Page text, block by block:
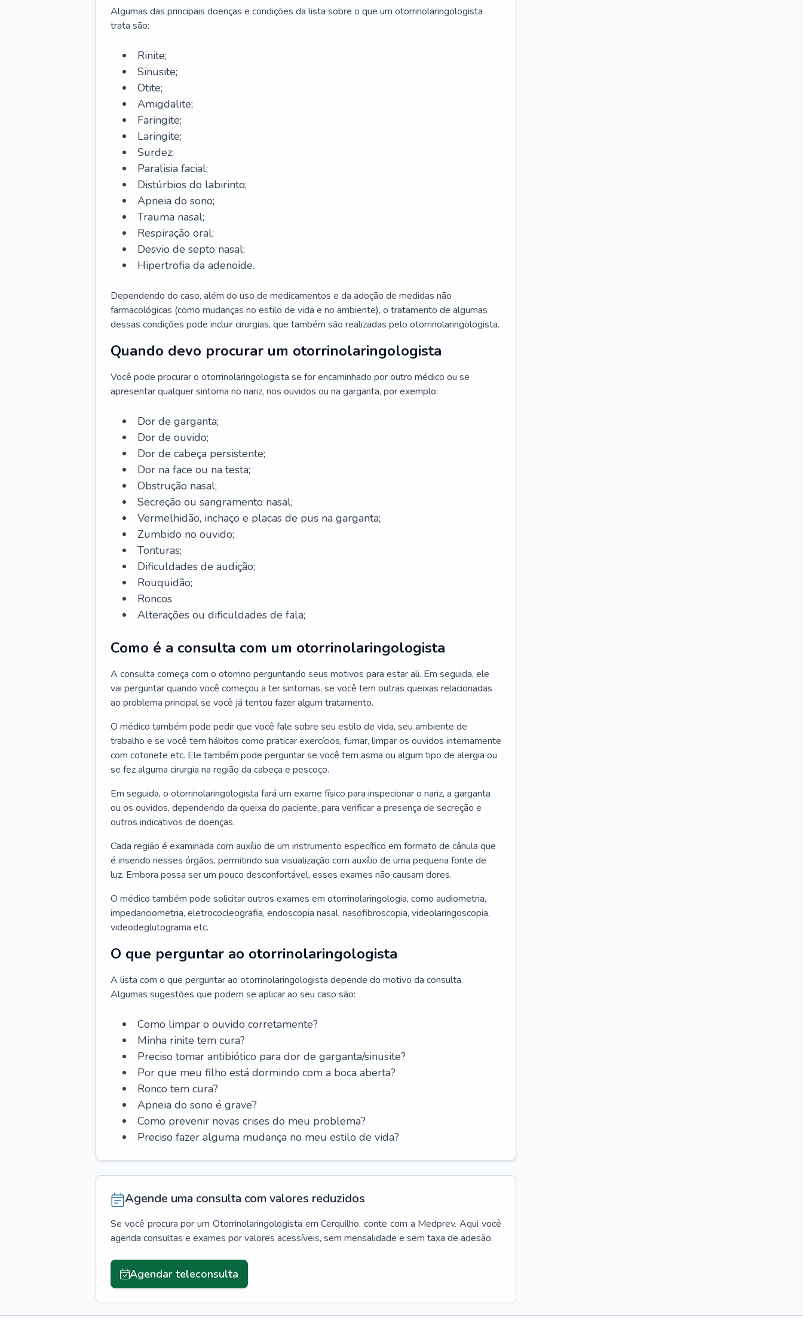
Algumas das principais doenças e condições da lista sobre o que um otorrinolaringologista
trata são:
Rinite;
Sinusite;
Otite;
Amigdalite;
Faringite;
Laringite;
Surdez;
Paralisia facial;
Distúrbios do labirinto;
Apneia do sono;
Trauma nasal;
Respiração oral;
Desvio de septo nasal;
Hipertrofia da adenoide.
Dependendo do caso, além do uso de medicamentos e da adoção de medidas não
farmacológicas (como mudanças no estilo de vida e no ambiente), o tratamento de algumas
dessas condições pode incluir cirurgias, que também são realizadas pelo otorrinolaringologista.
Quando devo procurar um otorrinolaringologista
Você pode procurar o otorrinolaringologista se for encaminhado por outro médico ou se
apresentar qualquer sintoma no nariz, nos ouvidos ou na garganta, por exemplo:
Dor de garganta;
Dor de ouvido;
Dor de cabeça persistente;
Dor na face ou na testa;
Obstrução nasal;
Secreção ou sangramento nasal;
Vermelhidão, inchaço e placas de pus na garganta;
Zumbido no ouvido;
Tonturas;
Dificuldades de audição;
Rouquidão;
Roncos
Alterações ou dificuldades de fala;
Como é a consulta com um otorrinolaringologista
A consulta começa com o otorrino perguntando seus motivos para estar ali. Em seguida, ele
vai perguntar quando você começou a ter sintomas, se você tem outras queixas relacionadas
ao problema principal se você já tentou fazer algum tratamento.
O médico também pode pedir que você fale sobre seu estilo de vida, seu ambiente de
trabalho e se você tem hábitos como praticar exercícios, fumar, limpar os ouvidos internamente
com cotonete etc. Ele também pode perguntar se você tem asma ou algum tipo de alergia ou
se fez alguma cirurgia na região da cabeça e pescoço.
Em seguida, o otorrinolaringologista fará um exame físico para inspecionar o nariz, a garganta
ou os ouvidos, dependendo da queixa do paciente, para verificar a presença de secreção e
outros indicativos de doenças.
Cada região é examinada com auxílio de um instrumento específico em formato de cânula que
é inserido nesses órgãos, permitindo sua visualização com auxílio de uma pequena fonte de
luz. Embora possa ser um pouco desconfortável, esses exames não causam dores.
O médico também pode solicitar outros exames em otorrinolaringologia, como audiometria,
impedanciometria, eletrococleografia, endoscopia nasal, nasofibroscopia, videolaringoscopia,
videodeglutograma etc.
O que perguntar ao otorrinolaringologista
A lista com o que perguntar ao otorrinolaringologista depende do motivo da consulta.
Algumas sugestões que podem se aplicar ao seu caso são:
Como limpar o ouvido corretamente?
Minha rinite tem cura?
Preciso tomar antibiótico para dor de garganta/sinusite?
Por que meu filho está dormindo com a boca aberta?
Ronco tem cura?
Apneia do sono é grave?
Como prevenir novas crises do meu problema?
Preciso fazer alguma mudança no meu estilo de vida?
Agende uma consulta com valores reduzidos
Se você procura por um Otorrinolaringologista em Cerquilho, conte com a Medprev. Aqui você
agenda consultas e exames por valores acessíveis, sem mensalidade e sem taxa de adesão.
Agendar teleconsulta